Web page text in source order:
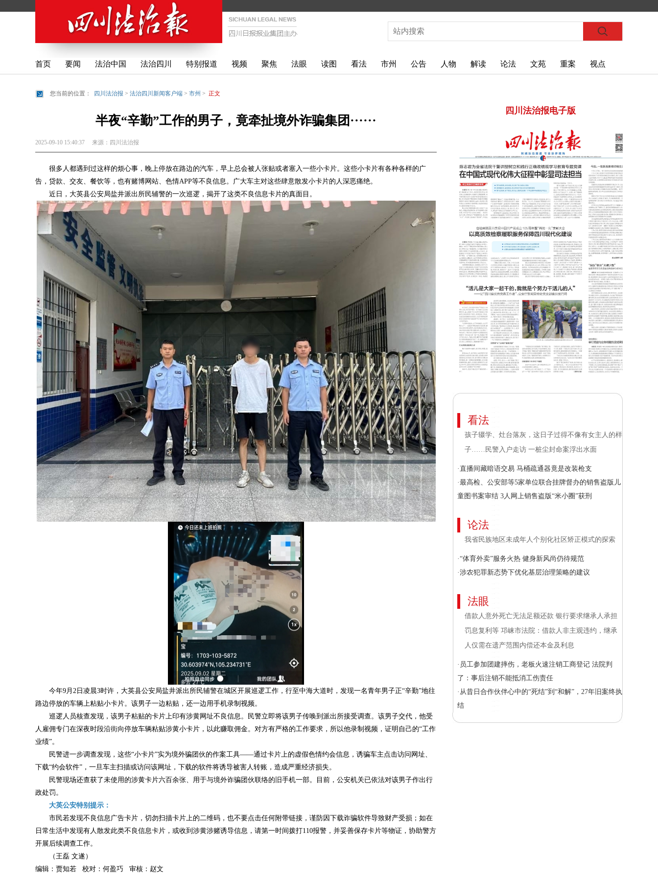
首页 要闻 法治中国 法治四川 特别报道 视频 聚焦 法眼 读图 看法 市州 公告 人物 解读 论法 文苑 重案 视点
您当前的位置： 四川法治报 > 法治四川新闻客户端 > 市州 > 正文
半夜“辛勤”工作的男子，竟牵扯境外诈骗集团······
2025-09-10 15:40:37 来源： 四川法治报
很多人都遇到过这样的烦心事，晚上停放在路边的汽车，早上总会被人张贴或者塞入一些小卡片。这些小卡片有各种各样的广
告，贷款、交友、餐饮等，也有赌博网站、色情APP等不良信息。广大车主对这些肆意散发小卡片的人深恶痛绝。
近日，大英县公安局盐井派出所民辅警的一次巡逻，揭开了这类不良信息卡片的真面目。
今年9月2日凌晨3时许，大英县公安局盐井派出所民辅警在城区开展巡逻工作，行至中海大道时，发现一名青年男子正“辛勤”地往
路边停放的车辆上粘贴小卡片。该男子一边粘贴，还一边用手机录制视频。
巡逻人员核查发现，该男子粘贴的卡片上印有涉黄网址不良信息。民警立即将该男子传唤到派出所接受调查。该男子交代，他受
人雇佣专门在深夜时段沿街向停放车辆粘贴涉黄小卡片，以此赚取佣金。对方有严格的工作要求，所以他录制视频，证明自己的“工作
业绩”。
民警进一步调查发现，这些“小卡片”实为境外骗团伙的作案工具——通过卡片上的虚假色情约会信息，诱骗车主点击访问网址、
下载“约会软件”，一旦车主扫描或访问该网址，下载的软件将诱导被害人转账，造成严重经济损失。
民警现场还查获了未使用的涉黄卡片六百余张、用于与境外诈骗团伙联络的旧手机一部。目前，公安机关已依法对该男子作出行
政处罚。
大英公安特别提示：
市民若发现不良信息广告卡片，切勿扫描卡片上的二维码，也不要点击任何附带链接，谨防因下载诈骗软件导致财产受损；如在
日常生活中发现有人散发此类不良信息卡片，或收到涉黄涉赌诱导信息，请第一时间拨打110报警，并妥善保存卡片等物证，协助警方
开展后续调查工作。
（王磊 文遂）
编辑：贾知若 校对：何盈巧 审核：赵文
四川法治报电子版
看法
孩子辍学、灶台落灰，这日子过得不像有女主人的样
子……民警入户走访 一桩尘封命案浮出水面
·直播间藏暗语交易 马桶疏通器竟是改装枪支
·最高检、公安部等5家单位联合挂牌督办的销售盗版儿
童图书案审结 3人网上销售盗版“米小圈”获刑
论法
我省民族地区未成年人个别化社区矫正模式的探索
·“体育外卖”服务火热 健身新风尚仍待规范
·涉农犯罪新态势下优化基层治理策略的建议
法眼
借款人意外死亡无法足额还款 银行要求继承人承担
罚息复利等 邛崃市法院：借款人非主观违约，继承
人仅需在遗产范围内偿还本金及利息
·员工参加团建摔伤，老板火速注销工商登记 法院判
了：事后注销不能抵消工伤责任
·从昔日合作伙伴心中的“死结”到“和解”，27年旧案终执
结